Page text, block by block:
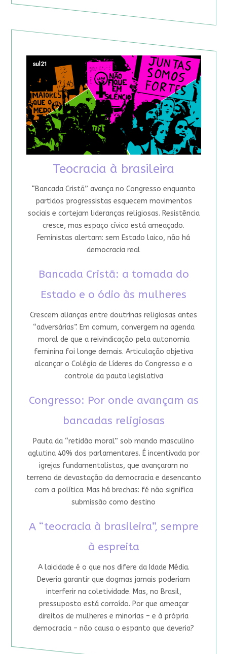
Teocracia à brasileira
“Bancada Cristã” avança no Congresso enquanto
partidos progressistas esquecem movimentos
sociais e cortejam lideranças religiosas. Resistência
cresce, mas espaço cívico está ameaçado.
Feministas alertam: sem Estado laico, não há
democracia real
Bancada Cristã: a tomada do
Estado e o ódio às mulheres
Crescem alianças entre doutrinas religiosas antes
“adversárias”. Em comum, convergem na agenda
moral de que a reivindicação pela autonomia
feminina foi longe demais. Articulação objetiva
alcançar o Colégio de Líderes do Congresso e o
controle da pauta legislativa
Congresso: Por onde avançam as
bancadas religiosas
Pauta da “retidão moral” sob mando masculino
aglutina 40% dos parlamentares. É incentivada por
igrejas fundamentalistas, que avançaram no
terreno de devastação da democracia e desencanto
com a política. Mas há brechas: fé não significa
submissão como destino
A “teocracia à brasileira”, sempre
à espreita
A laicidade é o que nos difere da Idade Média.
Deveria garantir que dogmas jamais poderiam
interferir na coletividade. Mas, no Brasil,
pressuposto está corroído. Por que ameaçar
direitos de mulheres e minorias – e à própria
democracia – não causa o espanto que deveria?